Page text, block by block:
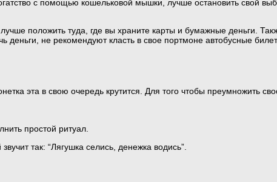
с помощью кошельковой мышки, лучше остановить свой
положить туда, где вы храните карты и бумажные деньги.
не рекомендуют класть в свое портмоне автобусные
эта в свою очередь крутится. Для того чтобы преумножить
простой ритуал.
так: “Лягушка селись, денежка водись”.